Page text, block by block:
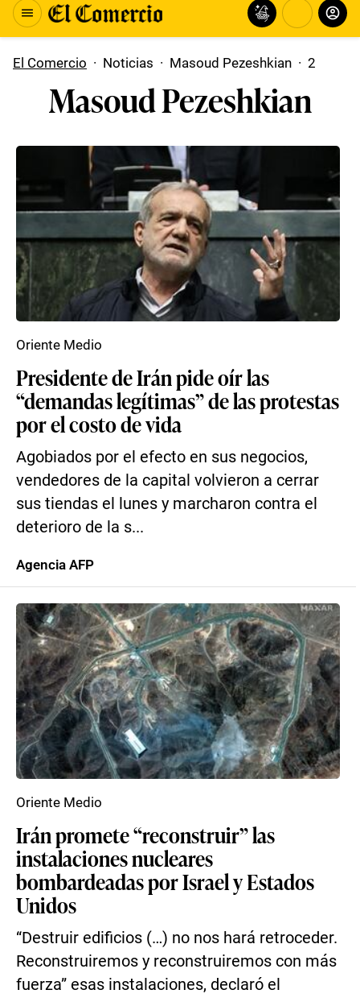
El Comercio · Noticias · Masoud Pezeshkian · 2
Masoud Pezeshkian
Presidente de Irán pide oír las
“demandas legítimas” de las protestas
por el costo de vida
Agobiados por el efecto en sus negocios,
vendedores de la capital volvieron a cerrar
sus tiendas el lunes y marcharon contra el
deterioro de la s...
Oriente Medio
Agencia AFP
Irán promete “reconstruir” las
instalaciones nucleares
bombardeadas por Israel y Estados
Unidos
“Destruir edificios (…) no nos hará retroceder.
Reconstruiremos y reconstruiremos con más
fuerza” esas instalaciones, declaró el
Oriente Medio